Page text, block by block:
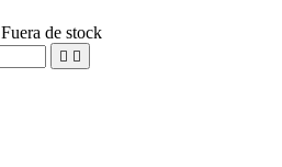
Fuera de stock
 